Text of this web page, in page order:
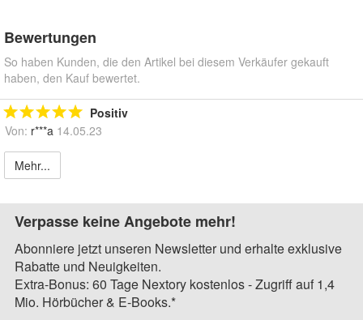
Bewertungen
So haben Kunden, die den Artikel bei diesem Verkäufer gekauft
haben, den Kauf bewertet.
Positiv
Von: r***a 14.05.23
Mehr...
Verpasse keine Angebote mehr!
Abonniere jetzt unseren Newsletter und erhalte exklusive
Rabatte und Neuigkeiten.
Extra-Bonus: 60 Tage Nextory kostenlos - Zugriff auf 1,4
Mio. Hörbücher & E-Books.*